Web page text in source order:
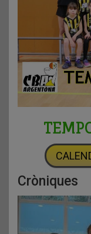
Cròniques